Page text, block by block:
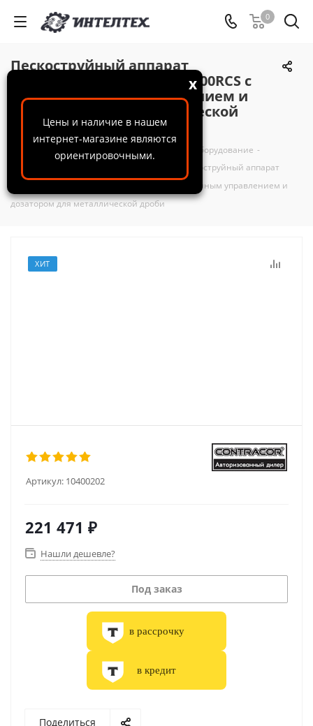
Цены и наличие в нашем
интернет-магазине являются
ориентировочными.
x
0
Пескоструйный аппарат
CONTRACOR BlastRazor Z-200RCS c
дистанционным управлением и
дозатором для металлической
дроби
Пескоструйное оборудование -
Пескоструйный аппарат
CONTRACOR BlastRazor Z-200RCS c дистанционным управлением и
дозатором для металлической дроби
ХИТ
Артикул: 10400202
221 471 ₽
Нашли дешевле?
Под заказ
в рассрочку
в кредит
Поделиться